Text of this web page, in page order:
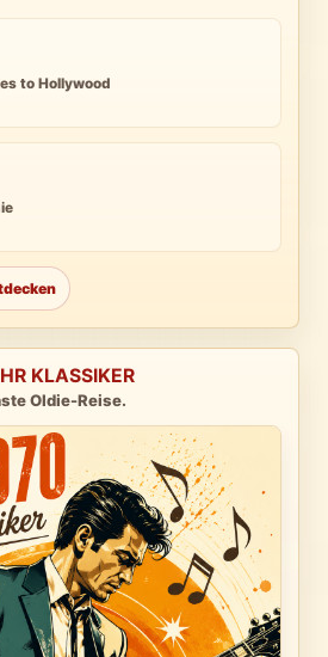
to Hollywood
KLASSIKER
Oldie-Reise.